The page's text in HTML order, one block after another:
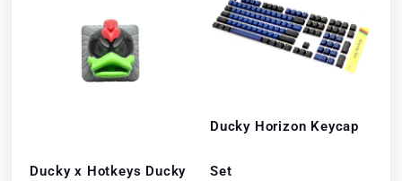
Ducky x Hotkeys Ducky
Ducky Horizon Keycap
Set